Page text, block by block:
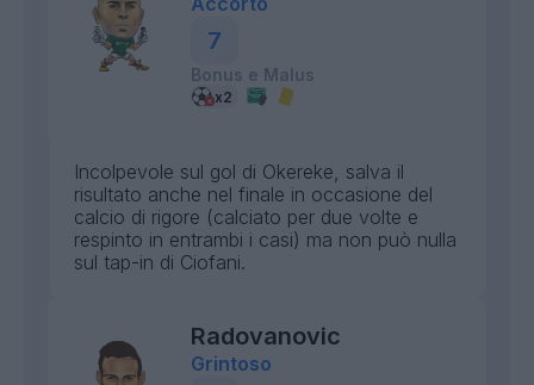
7
Bonus e Malus
Incolpevole sul gol di Okereke, salva il
risultato anche nel finale in occasione del
calcio di rigore (calciato per due volte e
respinto in entrambi i casi) ma non può nulla
sul tap-in di Ciofani.
Radovanovic
Grintoso